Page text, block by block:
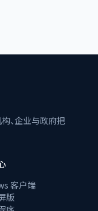
、企业与政府把
客户端
版